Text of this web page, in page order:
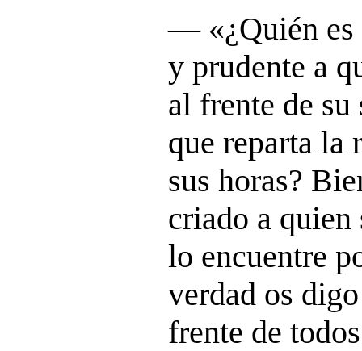
― «¿Quién es
y prudente a
al frente de
que reparta la
sus horas?
criado a quien
lo encuentre
verdad os
frente de